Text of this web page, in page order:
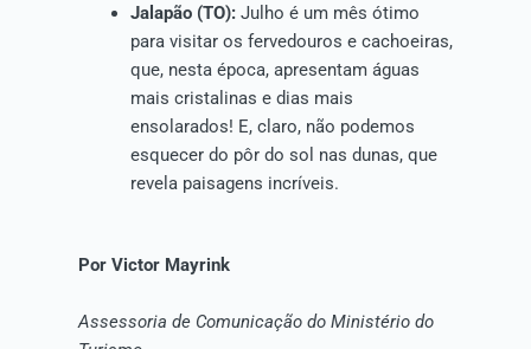
Jalapão (TO): Julho é um mês ótimo
para visitar os fervedouros e cachoeiras,
que, nesta época, apresentam águas
mais cristalinas e dias mais
ensolarados! E, claro, não podemos
esquecer do pôr do sol nas dunas, que
revela paisagens incríveis.
Por Victor Mayrink
Assessoria de Comunicação do Ministério do